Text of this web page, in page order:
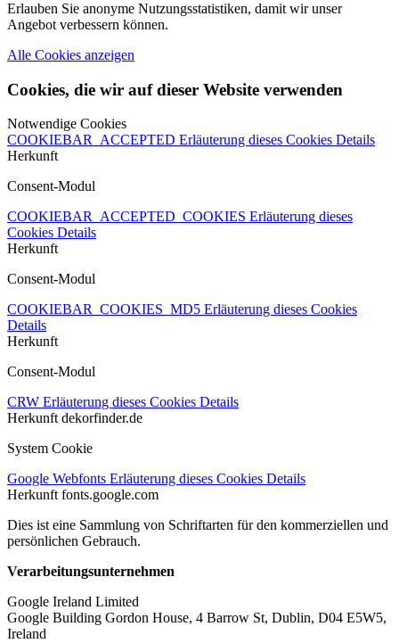
Erlauben Sie anonyme Nutzungsstatistiken, damit wir unser
Angebot verbessern können.
Alle Cookies anzeigen
Cookies, die wir auf dieser Website verwenden
Notwendige Cookies
COOKIEBAR_ACCEPTED Erläuterung dieses Cookies Details
Herkunft
Consent-Modul
COOKIEBAR_ACCEPTED_COOKIES Erläuterung dieses
Cookies Details
Herkunft
Consent-Modul
COOKIEBAR_COOKIES_MD5 Erläuterung dieses Cookies
Details
Herkunft
Consent-Modul
CRW Erläuterung dieses Cookies Details
Herkunft dekorfinder.de
System Cookie
Google Webfonts Erläuterung dieses Cookies Details
Herkunft fonts.google.com
Dies ist eine Sammlung von Schriftarten für den kommerziellen und
persönlichen Gebrauch.
Verarbeitungsunternehmen
Google Ireland Limited
Google Building Gordon House, 4 Barrow St, Dublin, D04 E5W5,
Ireland